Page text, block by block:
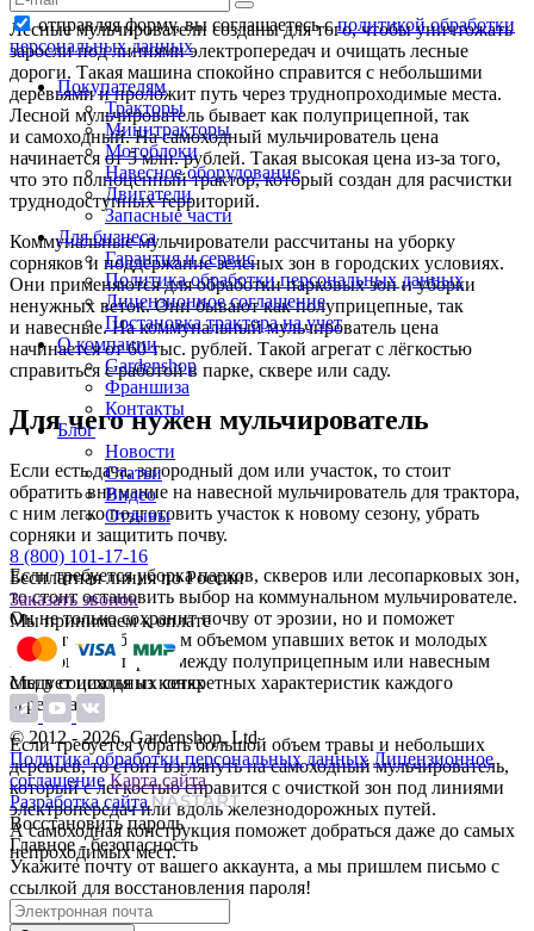
Лесные мульчирователи созданы для того, чтобы уничтожать
заросли под линиями электропередач и очищать лесные
дороги. Такая машина спокойно справится с небольшими
деревьями и проложит путь через труднопроходимые места.
Лесной мульчирователь бывает как полуприцепной, так
и самоходный. На самоходный мульчирователь цена
начинается от 5 млн. рублей. Такая высокая цена из-за того,
что это полноценный трактор, который создан для расчистки
труднодоступных территорий.
Коммунальные мульчирователи рассчитаны на уборку
сорняков и поддержание зеленых зон в городских условиях.
Они применяются для обработки парковых зон и уборки
ненужных веток. Они бывают как полуприцепные, так
и навесные. На коммунальный мульчирователь цена
начинается от 60 тыс. рублей. Такой агрегат с лёгкостью
справиться с работой в парке, сквере или саду.
Для чего нужен мульчирователь
Если есть дача, загородный дом или участок, то стоит
обратить внимание на навесной мульчирователь для трактора,
с ним легко подготовить участок к новому сезону, убрать
сорняки и защитить почву.
Если требуется уборка парков, скверов или лесопарковых зон,
то стоит остановить выбор на коммунальном мульчирователе.
Он не только сохранит почву от эрозии, но и поможет
справиться с большим объемом упавших веток и молодых
побегов. А выбрать между полуприцепным или навесным
следует исходя из конкретных характеристик каждого
агрегата.
Если требуется убрать большой объем травы и небольших
деревьев, то стоит взглянуть на самоходный мульчирователь,
который с легкостью справится с очисткой зон под линиями
электропередач или вдоль железнодорожных путей.
А самоходная конструкция поможет добраться даже до самых
непроходимых мест.
отправляя форму, вы соглашаетесь сполитикой обработки
персональных данных
Покупателям
Тракторы
Минитракторы
Мотоблоки
Навесное оборудование
Двигатели
Запасные части
Для бизнеса
Гарантия и сервис
Политика обработки персональных данных
Лицензионное соглашение
Постановка трактора на учет
О компании
Gardenshop
Франшиза
Контакты
Блог
Новости
Статьи
Видео
Отзывы
8 (800) 101-17-16
Бесплатная линия по России
Заказать звонок
Мы принимаем к оплате
Мы в социальных сетях
© 2012 - 2026, Gardenshop, Ltd
Политика обработки персональных данных Лицензионное
соглашение Карта сайта
Разработка сайта
Восстановить пароль
Главное - безопасность
Укажите почту от вашего аккаунта, а мы пришлем письмо с
ссылкой для восстановления пароля!